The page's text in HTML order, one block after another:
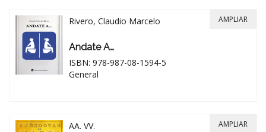
Rivero, Claudio Marcelo
Andate A…
ISBN: 978-987-08-1594-5
General
AMPLIAR
AA. VV. AMPLIAR